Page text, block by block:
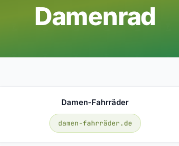
Damenrad
Damen-Fahrräder
damen-fahrräder.de